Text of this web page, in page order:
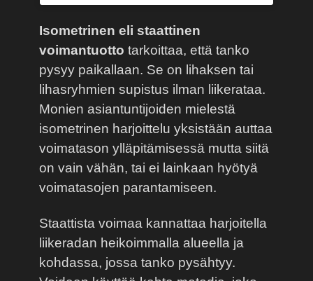
Isometrinen eli staattinen
voimantuotto tarkoittaa, että tanko
pysyy paikallaan. Se on lihaksen tai
lihasryhmien supistus ilman liikerataa.
Monien asiantuntijoiden mielestä
isometrinen harjoittelu yksistään auttaa
voimatason ylläpitämisessä mutta siitä
on vain vähän, tai ei lainkaan hyötyä
voimatasojen parantamiseen.
Staattista voimaa kannattaa harjoitella
liikeradan heikoimmalla alueella ja
kohdassa, jossa tanko pysähtyy.